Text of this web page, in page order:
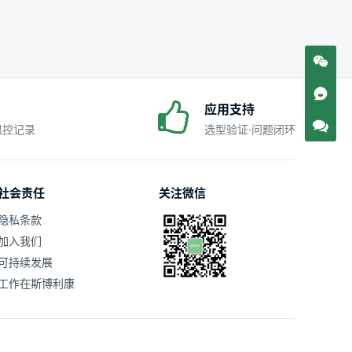
记录
应用支持
选型验证·问题闭环
会责任
私条款
入我们
持续发展
作在斯博利康
关注微信